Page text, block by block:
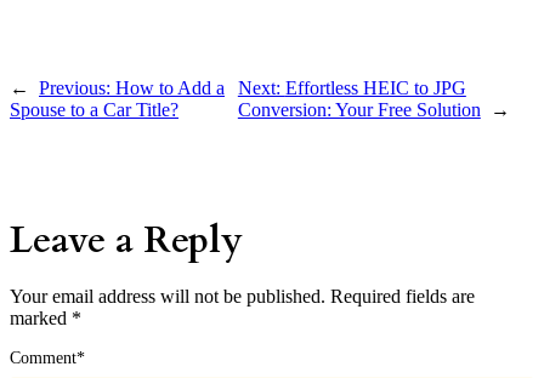
← Previous: How to Add a
Spouse to a Car Title?
Next: Effortless HEIC to JPG
Conversion: Your Free Solution
→
Leave a Reply
Your email address will not be published. Required fields are
marked *
Comment*